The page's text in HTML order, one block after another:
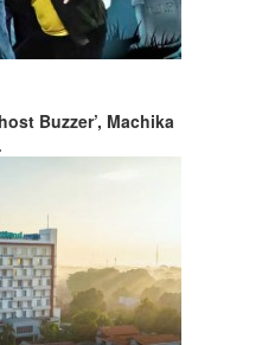
Buzzer’, Machika